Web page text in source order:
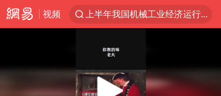
视频
上半年我国机械工业经济运行稳中有进
汪峰阻止14岁女儿买大牌
我国货物贸易进出口超30万亿元